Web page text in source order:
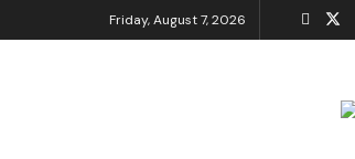
Friday, August 7, 2026